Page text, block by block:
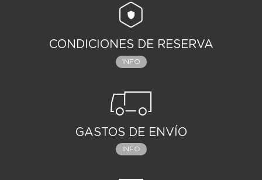
CONDICIONES DE RESERVA
INFO
GASTOS DE ENVÍO
INFO